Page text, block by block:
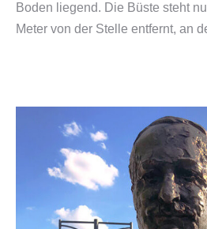
Boden liegend. Die Büste steht
Meter von der Stelle entfernt, an